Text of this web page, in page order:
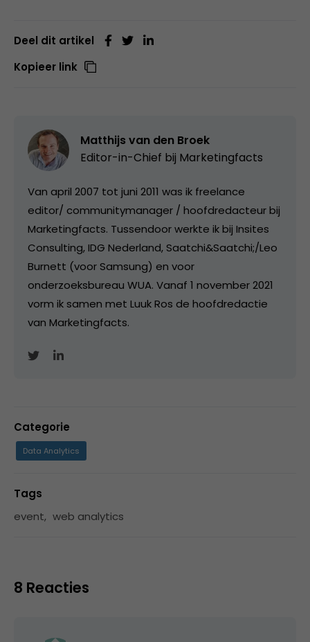
Deel dit artikel
Kopieer link
Matthijs van den Broek
Editor-in-Chief bij Marketingfacts
Van april 2007 tot juni 2011 was ik freelance
editor/ communitymanager / hoofdredacteur bij
Marketingfacts. Tussendoor werkte ik bij Insites
Consulting, IDG Nederland, Saatchi&Saatchi;/Leo
Burnett (voor Samsung) en voor
onderzoeksbureau WUA. Vanaf 1 november 2021
vorm ik samen met Luuk Ros de hoofdredactie
van Marketingfacts.
Categorie
Data Analytics
Tags
event, web analytics
8 Reacties